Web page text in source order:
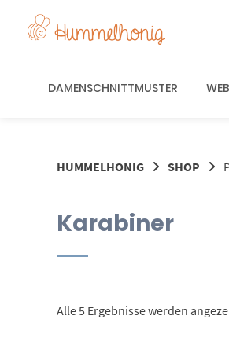
DAMENSCHNITTMUSTER
HUMMELHONIG SHOP
Karabiner
Alle 5 Ergebnisse werden